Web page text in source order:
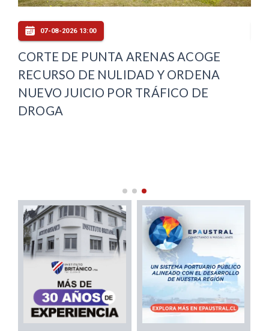
07-08-2026 13:00
CORTE DE PUNTA ARENAS ACOGE
RECURSO DE NULIDAD Y ORDENA
NUEVO JUICIO POR TRÁFICO DE
DROGA